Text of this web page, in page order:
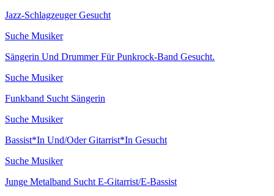
Jazz-Schlagzeuger Gesucht
Suche Musiker
Sängerin Und Drummer Für Punkrock-Band Gesucht.
Suche Musiker
Funkband Sucht Sängerin
Suche Musiker
Bassist*In Und/Oder Gitarrist*In Gesucht
Suche Musiker
Junge Metalband Sucht E-Gitarrist/E-Bassist